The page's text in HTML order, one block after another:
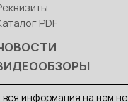
PDF
информация на нем не